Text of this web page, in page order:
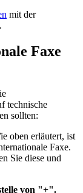
mit der
Faxe
technische
sollten:
oben erläutert, ist
Faxe.
Sie diese und
von "+".